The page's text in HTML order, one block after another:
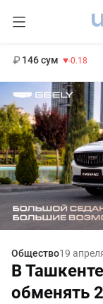
146 сум -0.18
Общество19
В
обменять